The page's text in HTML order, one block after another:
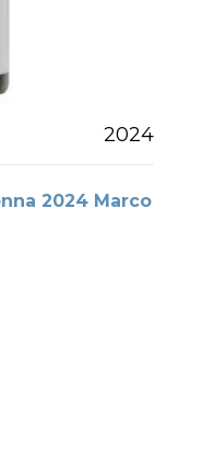
2024
2024 Marco